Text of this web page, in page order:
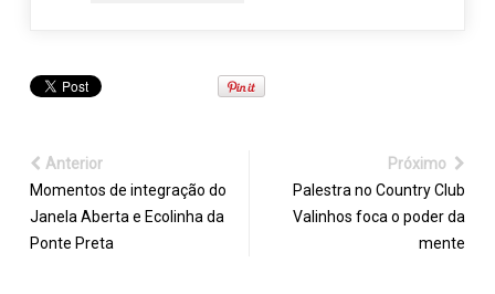
Anterior
Momentos de integração do
Janela Aberta e Ecolinha da
Ponte Preta
Próximo
Palestra no Country Club
Valinhos foca o poder da
mente